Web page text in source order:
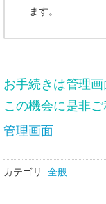
ます。
お手続きは管理
この機会に是非ご
管理画面
カテゴリ: 全般